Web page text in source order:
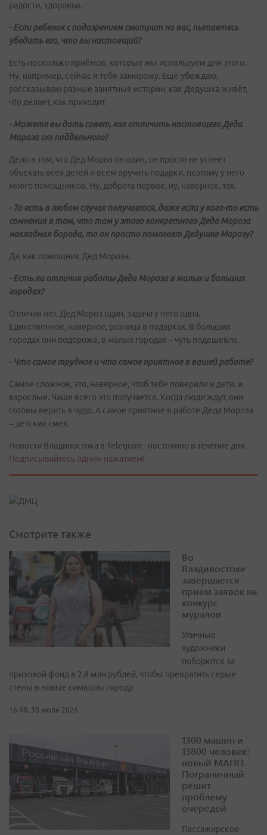
радости, здоровья.
- Если ребенок с подозрением смотрит на вас, пытаетесь
убедить его, что вы настоящий?
Есть несколько приёмов, которые мы используем для этого.
Ну, например, сейчас я тебя заморожу. Еще убеждаю,
рассказываю разные занятные истории, как Дедушка живёт,
что делает, как приходит.
- Можете вы дать совет, как отличить настоящего Деда
Мороза от поддельного?
Дело в том, что Дед Мороз он один, он просто не успеет
объехать всех детей и всем вручить подарки, поэтому у него
много помощников. Ну, доброта первое, ну, наверное, так.
- То есть в любом случае получается, даже если у кого-то есть
сомнения в том, что там у этого конкретного Деда Мороза
накладная борода, то он просто помогает Дедушке Морозу?
Да, как помощник Дед Мороза.
- Есть ли отличия работы Деда Мороза в малых и больших
городах?
Отличия нет. Дед Мороз один, задача у него одна.
Единственное, наверное, разница в подарках. В больших
городах они подороже, в малых городах – чуть подешевле.
- Что самое трудное и что самое приятное в вашей работе?
Самое сложное, это, наверное, чтоб тебе поверили и дети, и
взрослые. Чаще всего это получается. Когда люди ждут, они
готовы верить в чудо. А самое приятное в работе Деда Мороза
– детских смех.
Новости Владивостока в Telegram - постоянно в течение дня.
Подписывайтесь одним нажатием!
Смотрите также
Во
Владивостоке
завершается
прием заявок на
конкурс
муралов
Уличные
художники
поборются за
призовой фонд в 2,8 млн рублей, чтобы превратить серые
стены в новые символы города
16:48, 30 июля 2026
1300 машин и
13800 человек:
новый МАПП
Пограничный
решит
проблему
очередей
Пассажирское